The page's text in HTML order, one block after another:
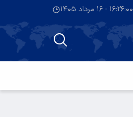
۱۶:۲۶:۰۰ - ۱۶ مرداد ۱۴۰۵